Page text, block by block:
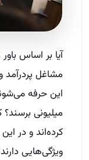
آیا بر اساس
مشاغل پردرآمد
این حرفه
میلیونی
کرده‌اند و در
ویژگی‌هایی